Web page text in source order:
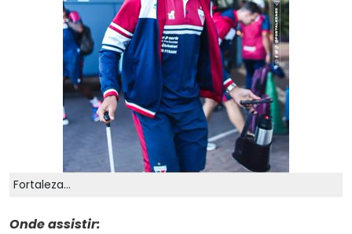
Fortaleza...
Onde assistir: